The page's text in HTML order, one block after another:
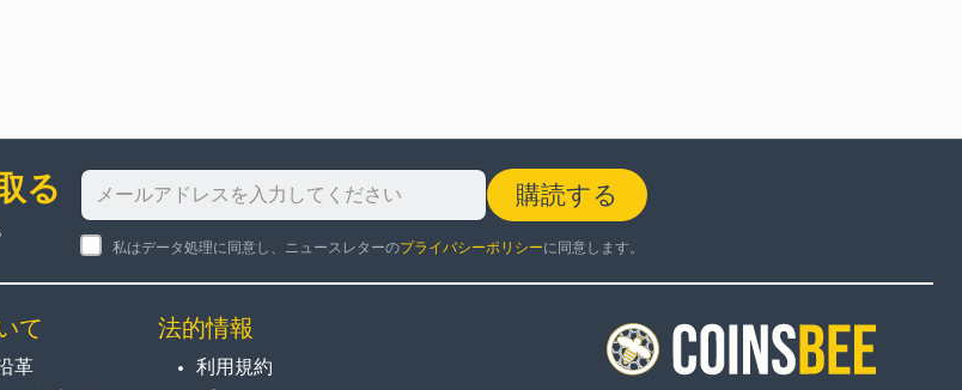
る 購読する
私はデータ処理に同意し、ニュースレターのプライバシーポリシーに同意します。
て
革
法的情報
利用規約